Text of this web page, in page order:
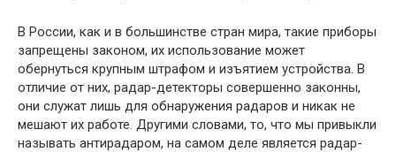
В России, как и в большинстве стран мира, такие приборы
запрещены законом, их использование может
обернуться крупным штрафом и изъятием устройства. В
отличие от них, радар-детекторы совершенно законны,
они служат лишь для обнаружения радаров и никак не
мешают их работе. Другими словами, то, что мы привыкли
называть антирадаром, на самом деле является радар-